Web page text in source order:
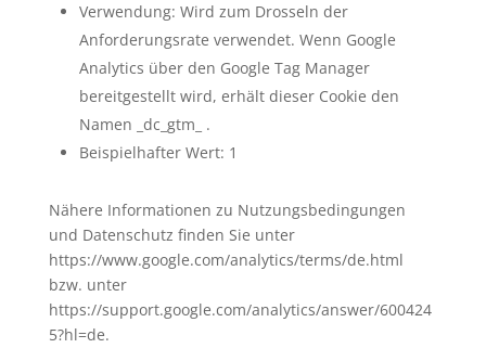
Verwendung: Wird zum Drosseln der
Anforderungsrate verwendet. Wenn Google
Analytics über den Google Tag Manager
bereitgestellt wird, erhält dieser Cookie den
Namen _dc_gtm_ .
Beispielhafter Wert: 1
Nähere Informationen zu Nutzungsbedingungen
und Datenschutz finden Sie unter
https://www.google.com/analytics/terms/de.html
bzw. unter
https://support.google.com/analytics/answer/600424
5?hl=de.